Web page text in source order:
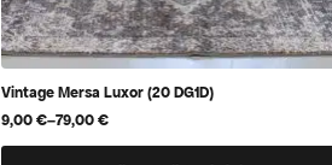
Vintage Mersa Luxor (20 DG1D)
9,00€–79,00€
Hintaluokka:
9,00 €